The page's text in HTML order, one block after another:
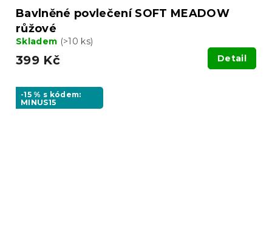
Bavlněné povlečení SOFT MEADOW
růžové
Skladem (>10 ks)
399 Kč Detail
-15 % s kódem:
MINUS15